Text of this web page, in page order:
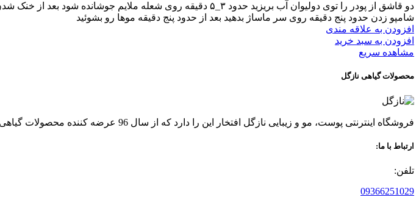
دو قاشق از پودر را توی دولیوان آب بریزید حدود ۳_۵ دقیقه روی شعله
شامپو زدن حدود پنج دقیقه روی سر ماساژ بدهید بعد از حدود پنج دقیقه موها رو بشوئید
افزودن به علاقه مندی
افزودن به سبد خرید
مشاهده سریع
محصولات گیاهی نازگل
فروشگاه اینترنتی پوست، مو و زیبایی نازگل افتخار این را دارد که از سال 96 عرضه کننده محصولات گیاهی پوست و مو بوده ، قدمی در راه حفظ سلامتی و زیبایی شما مشتریان عزیز برداشته است.
ارتباط با ما:
تلفن:
09366251029